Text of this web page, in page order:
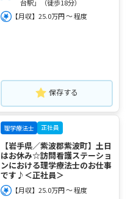
台駅」（徒歩18分）
【月収】25.0万円 ～ 程度
保存する
理学療法士 正社員
【岩手県／紫波郡紫波町】土日
はお休み☆訪問看護ステーショ
ンにおける理学療法士のお仕事
です♪＜正社員＞
【月収】25.0万円 ～ 程度